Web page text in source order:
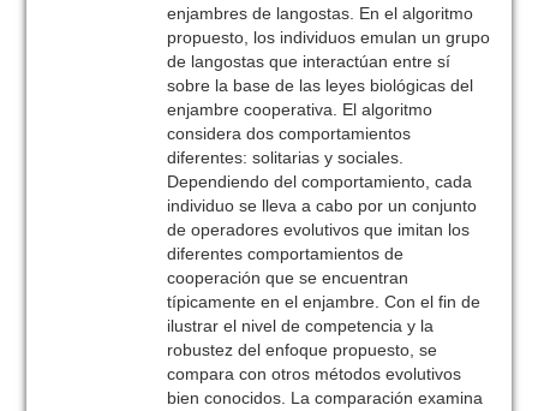
enjambres de langostas. En el algoritmo
propuesto, los individuos emulan un grupo
de langostas que interactúan entre sí
sobre la base de las leyes biológicas del
enjambre cooperativa. El algoritmo
considera dos comportamientos
diferentes: solitarias y sociales.
Dependiendo del comportamiento, cada
individuo se lleva a cabo por un conjunto
de operadores evolutivos que imitan los
diferentes comportamientos de
cooperación que se encuentran
típicamente en el enjambre. Con el fin de
ilustrar el nivel de competencia y la
robustez del enfoque propuesto, se
compara con otros métodos evolutivos
bien conocidos. La comparación examina